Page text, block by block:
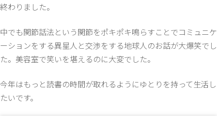
終わりました。
中でも関節話法という関節をポキポキ鳴らすことでコミュニケ
ーションをする異星人と交渉をする地球人のお話が大爆笑でし
た。美容室で笑いを堪えるのに大変でした。
今年はもっと読書の時間が取れるようにゆとりを持って生活し
たいです。